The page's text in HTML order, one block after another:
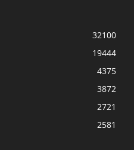
32100
19444
4375
3872
2721
2581